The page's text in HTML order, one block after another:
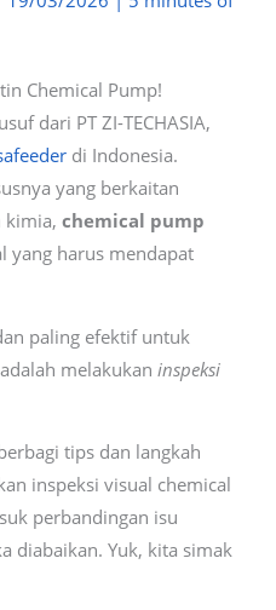
Chemical Pump!
dari PT ZI-TECHASIA,
di Indonesia.
yang berkaitan
kimia, chemical pump
yang harus mendapat
paling efektif untuk
melakukan inspeksi
tips dan langkah
inspeksi visual chemical
perbandingan isu
diabaikan. Yuk, kita simak